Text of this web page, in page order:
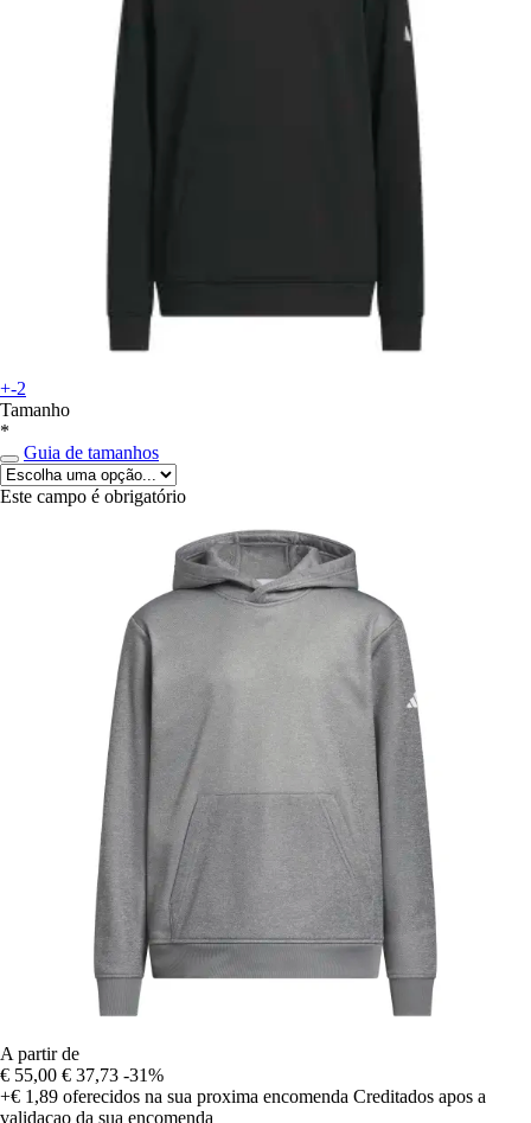
+-2
Tamanho
*
Guia de tamanhos
Este campo é obrigatório
A partir de
€ 55,00 € 37,73 -31%
+€ 1,89 oferecidos na sua proxima encomenda Creditados apos a
validacao da sua encomenda